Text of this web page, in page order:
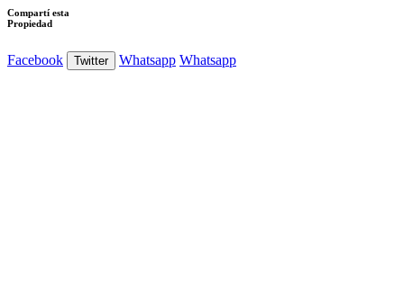
Compartí esta
Propiedad
Facebook Twitter Whatsapp Whatsapp